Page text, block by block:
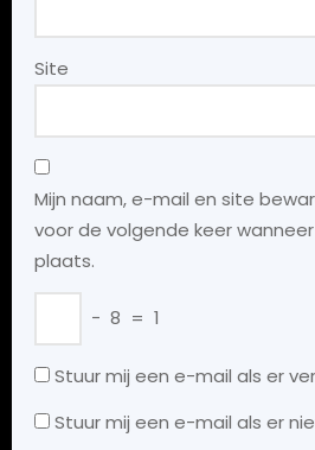
Site
Mijn naam, e-mail en site
voor de volgende keer
plaats.
− 8 = 1
Stuur mij een e-mail als er
Stuur mij een e-mail als er